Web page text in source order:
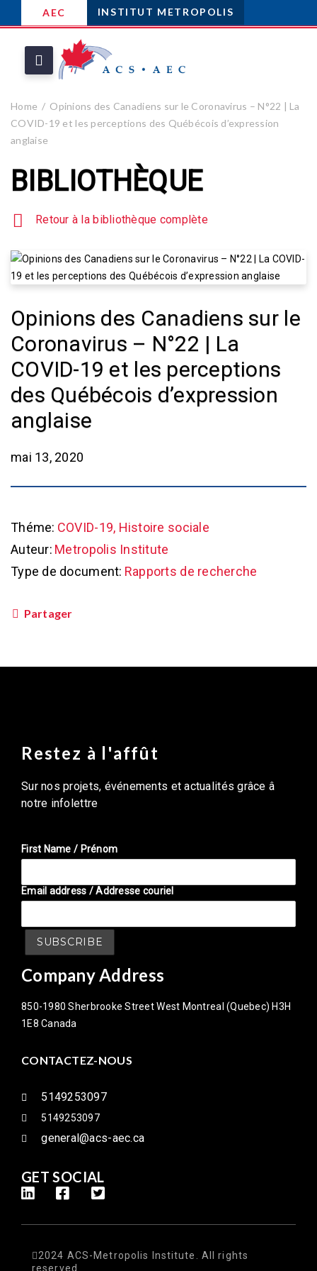
AEC INSTITUT METROPOLIS
Home
Opinions des Canadiens sur le Coronavirus – N°22 | La
COVID-19 et les perceptions des Québécois d’expression
anglaise
BIBLIOTHÈQUE
Retour à la bibliothèque complète
Opinions des Canadiens sur le
Coronavirus – N°22 | La
COVID-19 et les perceptions
des Québécois d’expression
anglaise
mai 13, 2020
Théme: COVID-19, Histoire sociale
Auteur: Metropolis Institute
Type de document: Rapports de recherche
Partager
Restez à l'affût
Sur nos projets, événements et actualités grâce â
notre infolettre
First Name / Prénom
Email address / Addresse couriel
Company Address
850-1980 Sherbrooke Street West Montreal (Quebec) H3H
1E8 Canada
CONTACTEZ-NOUS
5149253097
5149253097
general@acs-aec.ca
GET SOCIAL
2024 ACS-Metropolis Institute. All rights
reserved.